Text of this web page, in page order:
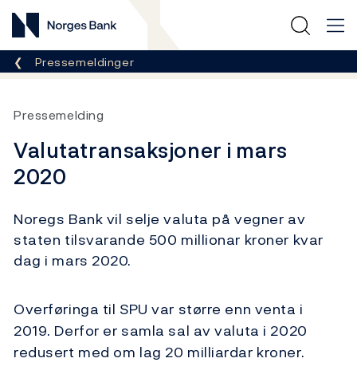
Norges Bank
Her er du nå:
Pressemeldinger
Pressemelding
Valutatransaksjoner i mars
2020
Noregs Bank vil selje valuta på vegner av
staten tilsvarande 500 millionar kroner kvar
dag i mars 2020.
Overføringa til SPU var større enn venta i
2019. Derfor er samla sal av valuta i 2020
redusert med om lag 20 milliardar kroner.